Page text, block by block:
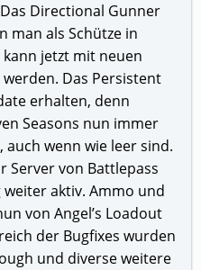
Directional Gunner
man als Schütze in
jetzt mit neuen
Das Persistent
erhalten, denn
Seasons nun immer
auch wenn wie leer sind.
Server von Battlepass
aktiv. Ammo und
von Angel’s Loadout
der Bugfixes wurden
und diverse weitere